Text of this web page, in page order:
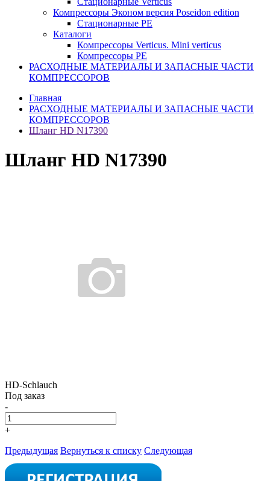
Компрессоры Эконом версия Poseidon edition
Стационарные PE
Каталоги
Компрессоры Verticus. Mini verticus
Компрессоры PE
РАСХОДНЫЕ МАТЕРИАЛЫ И ЗАПАСНЫЕ ЧАСТИ
КОМПРЕССОРОВ
Главная
РАСХОДНЫЕ МАТЕРИАЛЫ И ЗАПАСНЫЕ ЧАСТИ
КОМПРЕССОРОВ
Шланг HD N17390
Шланг HD N17390
HD-Schlauch
Под заказ
-
+
Предыдущая Вернуться к списку Следующая